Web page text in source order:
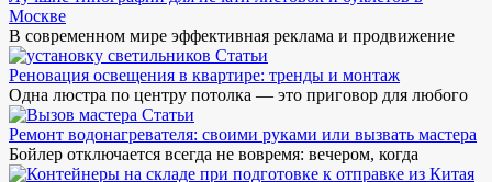
Москве
В современном мире эффективная реклама и продвижение
Статьи
Реновация освещения в квартире: тренды и монтаж
Одна люстра по центру потолка — это приговор для любого
Статьи
Ремонт водонагревателя: своими руками или вызвать мастера
Бойлер отключается всегда не вовремя: вечером, когда